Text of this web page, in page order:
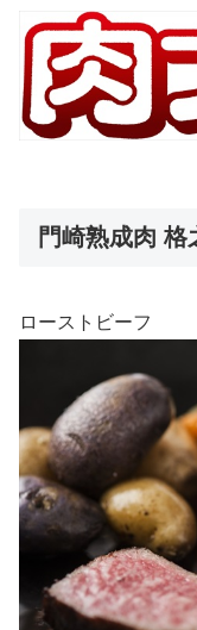
門崎熟成肉 格
ローストビーフ